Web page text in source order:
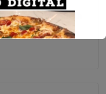
esquema
e bloqueia